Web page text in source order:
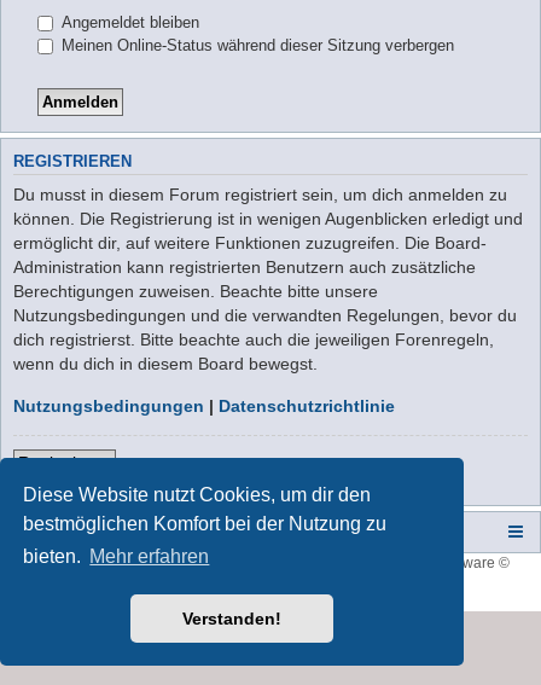
Diese Website nutzt Cookies, um dir den
bestmöglichen Komfort bei der Nutzung zu
bieten. Mehr erfahren
Verstanden!
Angemeldet bleiben
Meinen Online-Status während dieser Sitzung verbergen
REGISTRIEREN
Du musst in diesem Forum registriert sein, um dich anmelden zu
können. Die Registrierung ist in wenigen Augenblicken erledigt und
ermöglicht dir, auf weitere Funktionen zuzugreifen. Die Board-
Administration kann registrierten Benutzern auch zusätzliche
Berechtigungen zuweisen. Beachte bitte unsere
Nutzungsbedingungen und die verwandten Regelungen, bevor du
dich registrierst. Bitte beachte auch die jeweiligen Forenregeln,
wenn du dich in diesem Board bewegst.
Nutzungsbedingungen | Datenschutzrichtlinie
Registrieren
Campers-World-Forum Portal Foren-Übersicht
Style developer byforum tricolor
® Forum Software ©
Deutsche Übersetzung durch